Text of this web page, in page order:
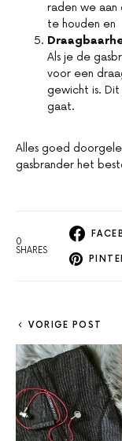
raden we aan
te houden en
Als je de
voor een
gewicht is.
gaat.
Alles goed
gasbrander het
0
SHARES
VORIGE POST